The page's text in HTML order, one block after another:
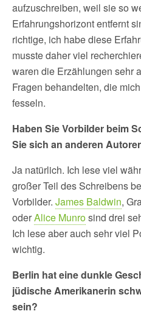
aufzuschreiben, weil sie so
Erfahrungshorizont entfernt
richtige, ich habe diese
musste daher viel
waren die Erzählungen sehr
Fragen behandelten, die
fesseln.
Haben Sie Vorbilder beim
Sie sich an anderen
Ja natürlich. Ich lese viel
großer Teil des Schreibens
Vorbilder. James Baldwin,
oderAlice Munrosind drei
Ich lese aber auch sehr viel
wichtig.
Berlin hat eine dunkle
jüdische Amerikanerin
sein?